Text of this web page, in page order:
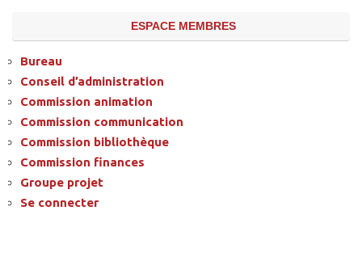
ESPACE MEMBRES
Bureau
Conseil d’administration
Commission animation
Commission communication
Commission bibliothèque
Commission finances
Groupe projet
Se connecter